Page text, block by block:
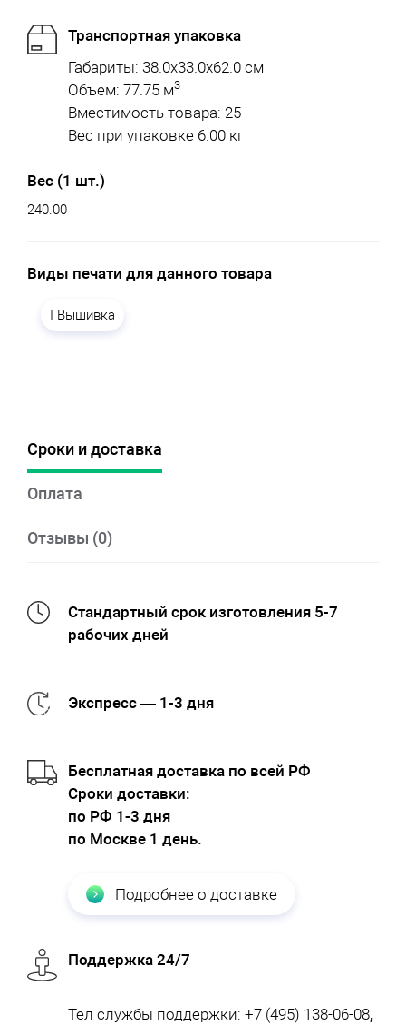
Транспортная упаковка
Габариты: 38.0x33.0x62.0 см
Объем: 77.75 м3
Вместимость товара: 25
Вес при упаковке 6.00 кг
Вес (1 шт.)
240.00
Виды печати для данного товара
I Вышивка
Сроки и доставка
Оплата
Отзывы (0)
Стандартный срок изготовления 5-7
рабочих дней
Экспресс — 1-3 дня
Бесплатная доставка по всей РФ
Cроки доставки:
по РФ 1-3 дня
по Москве 1 день.
Подробнее о доставке
Поддержка 24/7
Тел службы поддержки: +7 (495) 138-06-08,